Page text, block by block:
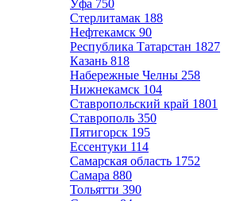
Уфа 750
Стерлитамак 188
Нефтекамск 90
Республика Татарстан 1827
Казань 818
Набережные Челны 258
Нижнекамск 104
Ставропольский край 1801
Ставрополь 350
Пятигорск 195
Ессентуки 114
Самарская область 1752
Самара 880
Тольятти 390